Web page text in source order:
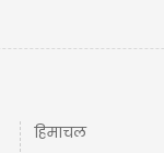
हिमाचल